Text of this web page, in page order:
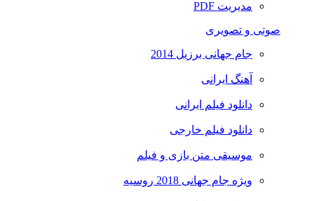
مدیریت PDF
صوتی و تصویری
جام جهانی برزیل 2014
آهنگ ایرانی
دانلود فیلم ایرانی
دانلود فیلم خارجی
موسیقی متن بازی و فیلم
ویژه جام جهانی 2018 روسیه